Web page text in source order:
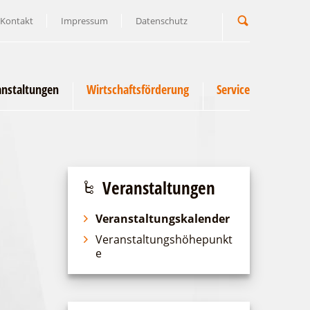
Kontakt Impressum Datenschutz
Wirtschaftsförderung Service
Veranstaltungen
Veranstaltungskalender
Veranstaltungshöhepunkt
e